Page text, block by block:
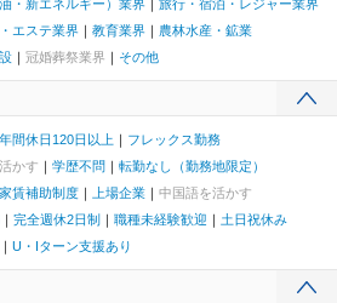
・新エネルギー）業界
旅行・宿泊・レジャー業界
エステ業界 教育業界
農林水産・鉱業
冠婚葬祭業界 その他
年間休日120日以上
フレックス勤務
かす 学歴不問
転勤なし（勤務地限定）
賃補助制度 上場企業
中国語を活かす
完全週休2日制 職種未経験歓迎
土日祝休み
U・Iターン支援あり